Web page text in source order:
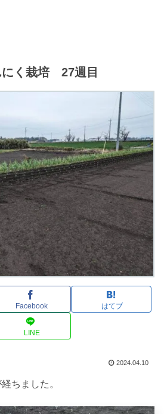
にく栽培 27週目
Facebook はてブ
LINE
2024.04.10
ちました。